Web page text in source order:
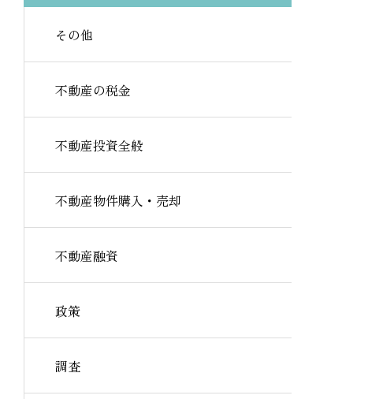
自営業者の住宅ローンが通り
イントと選び方
フラット35が
その他
不動産の税金
不動産投資全般
不動産物件購入・売却
不動産融資
政策
調査